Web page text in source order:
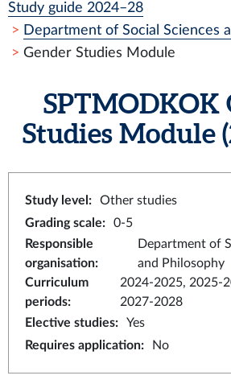
Study guide 2024–28
Department of Social Sciences
Gender Studies Module
SPTMODKOK
Studies Module
Study level :
Other studies
Grading scale:
0-5
Responsible
organisation:
Department of
and Philosophy
Curriculum
periods:
2024-2025, 2025-
2027-2028
Elective studies:
Yes
Requires application: No